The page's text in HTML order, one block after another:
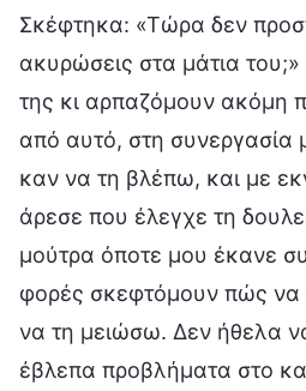
Σκέφτηκα: «Τώρα δεν
ακυρώσεις στα μάτια
της κι αρπαζόμουν ακόμη
από αυτό, στη συνεργασία
καν να τη βλέπω, και με
άρεσε που έλεγχε τη
μούτρα όποτε μου έκανε
φορές σκεφτόμουν πώς
να τη μειώσω. Δεν ήθελα
έβλεπα προβλήματα στο